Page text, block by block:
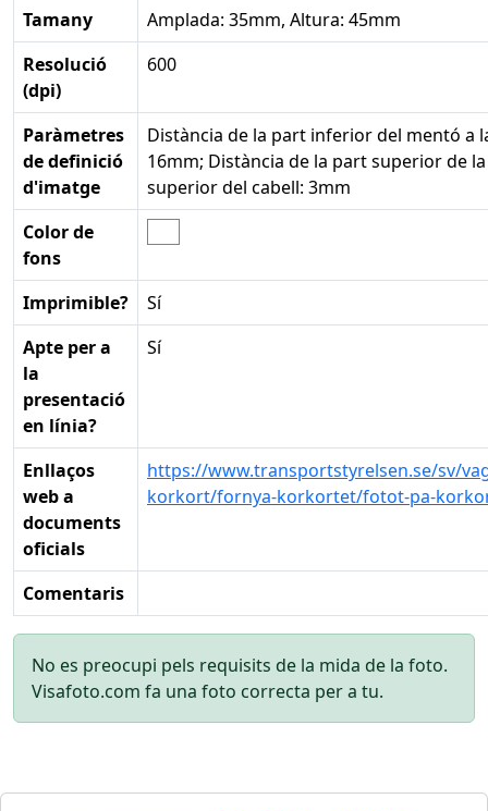
Tamany
Amplada: 35mm, Altura: 45mm
Resolució
(dpi)
600
Paràmetres
de definició
d'imatge
Distància de la part inferior del mentó a
16mm; Distància de la part superior de
superior del cabell: 3mm
Color de
fons
Imprimible?
Sí
Apte per a
la
presentació
en línia?
Sí
Enllaços
web a
documents
oficials
https://www.transportstyrelsen.se/sv/
korkort/fornya-korkortet/fotot-pa-
Comentaris
No es preocupi pels requisits de la mida de la foto.
Visafoto.com fa una foto correcta per a tu.